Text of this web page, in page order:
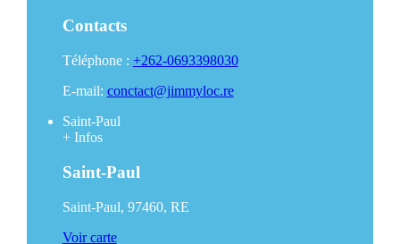
Contacts
Téléphone : +262-0693398030
E-mail: conctact@jimmyloc.re
Saint-Paul
+Infos
Saint-Paul
Saint-Paul, 97460, RE
Voir carte